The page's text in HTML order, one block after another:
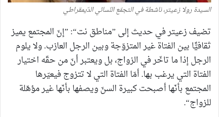
السيدة رولا زعيتر، ناشطة في التجمّع النّسائي الدّيمقراطي
تضيف زعيتر في حديث إلى ”مناطق نت“: ”إنّ المجتمع يميز
ثقافيًّا بين الفتاة غير المتزوّجة وبين الرجل العازب. ولا يلوم
الرجل إذا ما تاخّر في الزواج، بل ويعتبر أنّ من حقّه اختيار
الفتاة التي يرغب بها. أمّا الفتاة التي لا تتزوج فيعيّرها
المجتمع بأنّها أصبحت كبيرة السنّ ويصفها بأنّها غير مؤهّلة
للزواج“.